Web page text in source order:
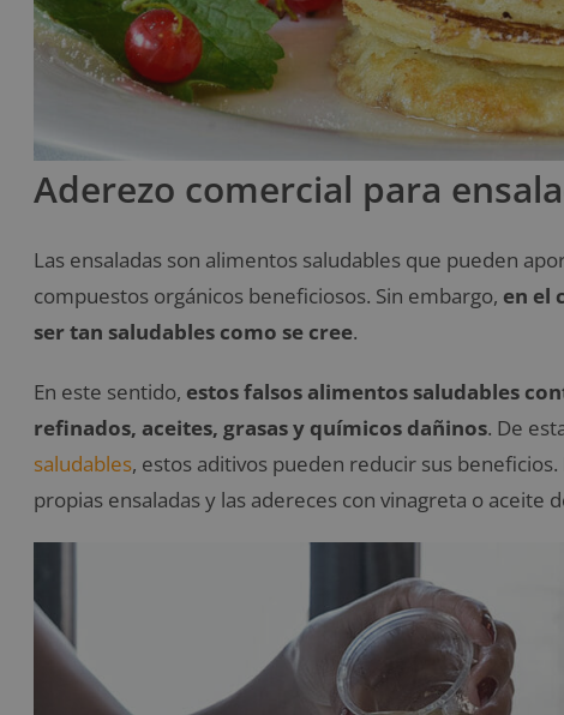
Aderezo comercial para
Las ensaladas son alimentos saludables que pueden
compuestos orgánicos beneficiosos. Sin embargo, en el
ser tan saludables como se cree.
En este sentido, estos falsos alimentos saludables
refinados, aceites, grasas y químicos dañinos. De
saludables, estos aditivos pueden reducir sus
propias ensaladas y las adereces con vinagreta o aceite